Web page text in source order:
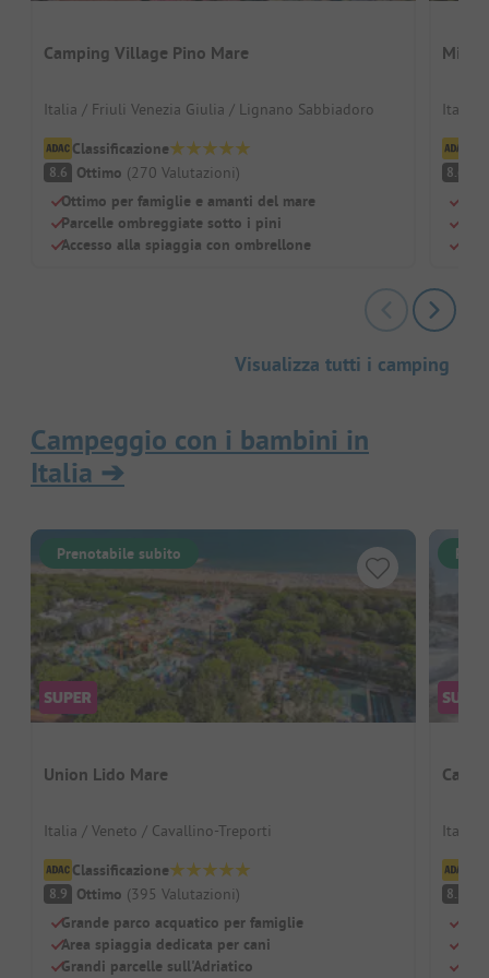
Camping Village Pino Mare
Italia / Friuli Venezia Giulia / Lignano Sabbiadoro
Classificazione
8.6 Ottimo (270 Valutazioni)
Ottimo per famiglie e amanti del mare
Parcelle ombreggiate sotto i pini
Accesso alla spiaggia con ombrellone
Italia
8.6
Visualizza tutti i camping
Campeggio con i bambini in
Italia ➔
Prenotabile subito
Union Lido Mare
Italia / Veneto / Cavallino-Treporti
Classificazione
8.9 Ottimo (395 Valutazioni)
Grande parco acquatico per famiglie
Area spiaggia dedicata per cani
Grandi parcelle sull'Adriatico
Italia
8.5